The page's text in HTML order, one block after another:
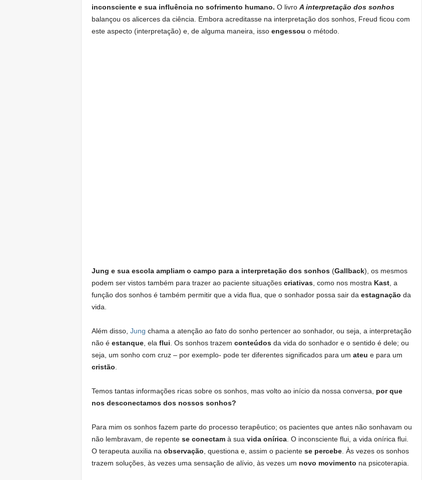
inconsciente e sua influência no sofrimento humano. O livro A interpretação dos sonhos
balançou os alicerces da ciência. Embora acreditasse na interpretação dos sonhos, Freud ficou com
este aspecto (interpretação) e, de alguma maneira, isso engessou o método.
Jung e sua escola ampliam o campo para a interpretação dos sonhos(Gallback), os mesmos
podem ser vistos também para trazer ao paciente situações criativas, como nos mostra Kast, a
função dos sonhos é também permitir que a vida flua, que o sonhador possa sair da estagnação da
vida.
Além disso, Jung chama a atenção ao fato do sonho pertencer ao sonhador, ou seja, a interpretação
não é estanque, ela flui . Os sonhos trazem conteúdosda vida do sonhador e o sentido é dele; ou
seja, um sonho com cruz – por exemplo- pode ter diferentes significados para um ateu e para um
cristão
Temos tantas informações ricas sobre os sonhos, mas volto ao início da nossa conversa, por que
nos desconectamos dos nossos sonhos?
Para mim os sonhos fazem parte do processo terapêutico; os pacientes que antes não sonhavam ou
não lembravam, de repentese conectamà sua vida onírica. O inconsciente flui, a vida onírica flui.
O terapeuta auxilia na observação , questiona e, assim o paciente se percebe. Às vezes os sonhos
trazem soluções, às vezes uma sensação de alívio, às vezes um novo movimento na psicoterapia.